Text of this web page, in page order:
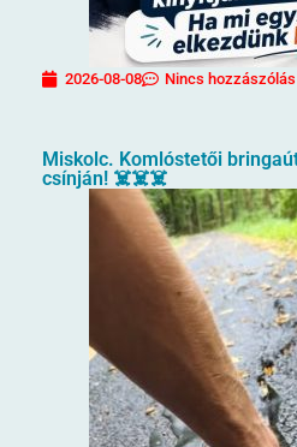
2026-08-08 Nincs hozzászólás
Miskolc. Komlóstetői
csínján! ☠️☠️☠️